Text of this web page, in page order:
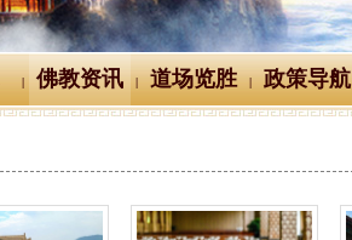
| 佛教资讯 | 道场览胜 | 政策导航